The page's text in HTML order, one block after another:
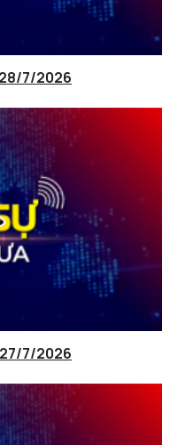
7/2026
7/2026